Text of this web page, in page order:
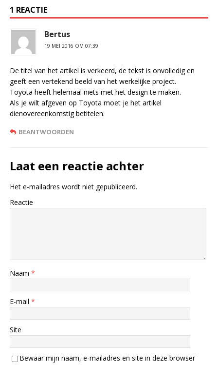
1 REACTIE
Bertus
19 MEI 2016 OM 07:39
De titel van het artikel is verkeerd, de tekst is onvolledig en
geeft een vertekend beeld van het werkelijke project.
Toyota heeft helemaal niets met het design te maken.
Als je wilt afgeven op Toyota moet je het artikel
dienovereenkomstig betitelen.
BEANTWOORDEN
Laat een reactie achter
Het e-mailadres wordt niet gepubliceerd.
Reactie
Naam *
E-mail *
Site
Bewaar mijn naam, e-mailadres en site in deze browser